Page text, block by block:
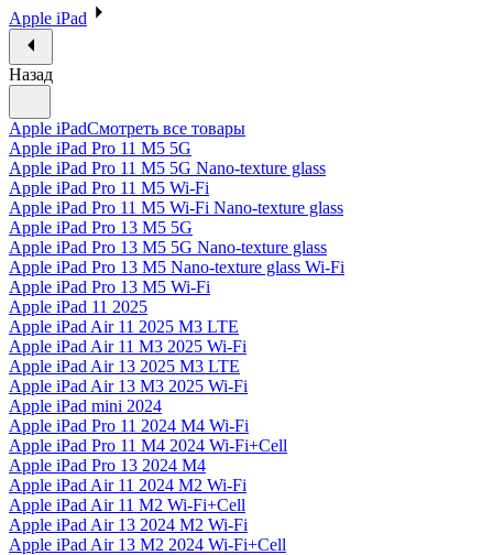
Apple iPad
Назад
Apple iPadСмотреть все товары
Apple iPad Pro 11 M5 5G
Apple iPad Pro 11 M5 5G Nano-texture glass
Apple iPad Pro 11 M5 Wi-Fi
Apple iPad Pro 11 M5 Wi-Fi Nano-texture glass
Apple iPad Pro 13 M5 5G
Apple iPad Pro 13 M5 5G Nano-texture glass
Apple iPad Pro 13 M5 Nano-texture glass Wi-Fi
Apple iPad Pro 13 M5 Wi-Fi
Apple iPad 11 2025
Apple iPad Air 11 2025 M3 LTE
Apple iPad Air 11 M3 2025 Wi-Fi
Apple iPad Air 13 2025 M3 LTE
Apple iPad Air 13 M3 2025 Wi-Fi
Apple iPad mini 2024
Apple iPad Pro 11 2024 M4 Wi-Fi
Apple iPad Pro 11 M4 2024 Wi-Fi+Cell
Apple iPad Pro 13 2024 M4
Apple iPad Air 11 2024 M2 Wi-Fi
Apple iPad Air 11 M2 Wi-Fi+Cell
Apple iPad Air 13 2024 M2 Wi-Fi
Apple iPad Air 13 M2 2024 Wi-Fi+Cell